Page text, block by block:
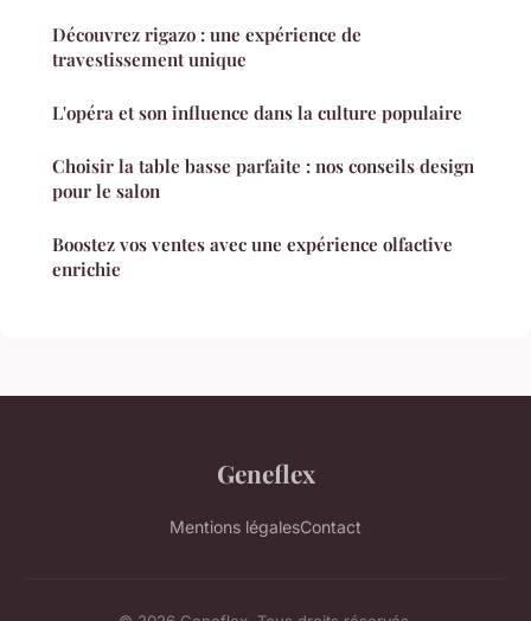
Découvrez rigazo : une expérience de
travestissement unique
L'opéra et son influence dans la culture populaire
Choisir la table basse parfaite : nos conseils design
pour le salon
Boostez vos ventes avec une expérience olfactive
enrichie
Geneflex
Mentions légalesContact